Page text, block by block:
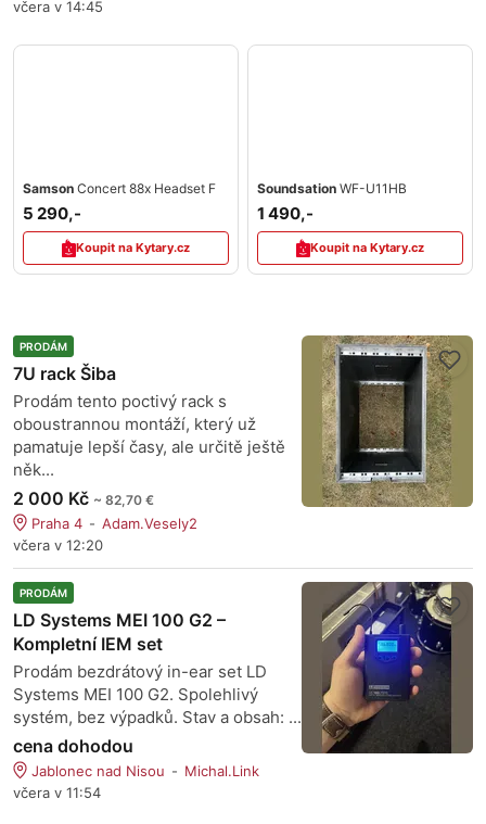
včera v 14:45
Samson Concert 88x Headset F
5 290,-
Koupit na Kytary.cz
Soundsation WF-U11HB
1 490,-
Koupit na Kytary.cz
PRODÁM
7U rack Šiba
Prodám tento poctivý rack s
oboustrannou montáží, který už
pamatuje lepší časy, ale určitě ještě
něk...
2 000 Kč ~ 82,70 €
Praha 4
Adam.Vesely2
včera v 12:20
PRODÁM
LD Systems MEI 100 G2 –
Kompletní IEM set
Prodám bezdrátový in-ear set LD
Systems MEI 100 G2. Spolehlivý
systém, bez výpadků. Stav a obsah: ...
cena dohodou
Jablonec nad Nisou
Michal.Link
včera v 11:54